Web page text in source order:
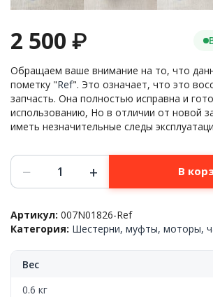
2 500 ₽
Обращаем ваше внимание на то, что
пометку "Ref". Это означает, что это
запчасть. Она полностью исправна и
использованию, Но в отличии от новой
иметь незначительные следы
Количество
товара
Механический
узла
подачи
Phaser-
3335/3345,
− + В
Артикул: 007N01826-Ref
Категория: Шестерни, муфты, моторы,
Вес
0.6 кг